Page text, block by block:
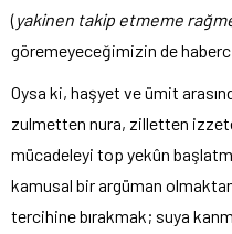
(yakinen takip etmeme
göremeyeceğimizin de
Oysa ki, haşyet ve ümit
zulmetten nura, zilletten
mücadeleyi top yekûn
kamusal bir argüman
tercihine bırakmak; suya